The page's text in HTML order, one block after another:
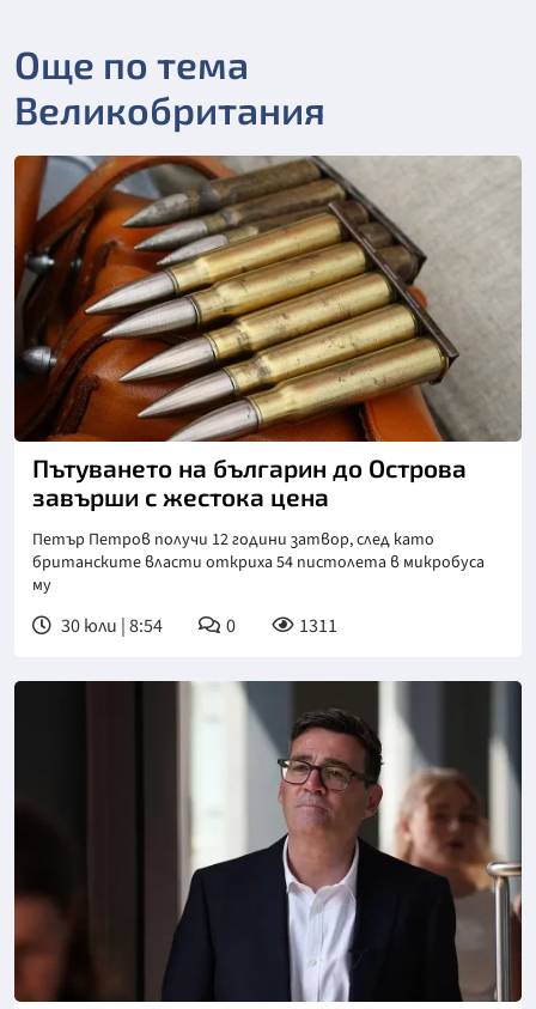
Още по тема
Великобритания
Пътуването на българин до Острова
завърши с жестока цена
Петър Петров получи 12 години затвор, след като
британските власти откриха 54 пистолета в микробуса
му
30 юли | 8:54 0 1311
Снимка: ПА Медия